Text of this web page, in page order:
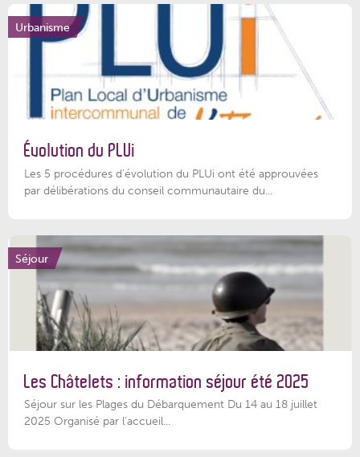
Urbanisme
Évolution du PLUi
Les 5 procédures d’évolution du PLUi ont été approuvées
par délibérations du conseil communautaire du...
Séjour
Les Châtelets : information séjour été 2025
Séjour sur les Plages du Débarquement Du 14 au 18 juillet
2025 Organisé par l’accueil...